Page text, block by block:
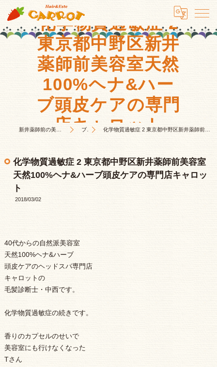
化学物質過敏症 2
東京都中野区新井
薬師前美容室天然
100%ヘナ&ハー
ブ頭皮ケアの専門
店キャロット
新井薬師前の美容室はHair&Este キャロット ブログ 化学物質過敏症 2 東京都中野区新井薬師前美容室天然100%ヘナ&ハーブ頭皮ケアの専門店キャロット
化学物質過敏症 2 東京都中野区新井薬師前美容室
天然100%ヘナ&ハーブ頭皮ケアの専門店キャロッ
ト
2018/03/02
40代からの自然派美容室
天然100%ヘナ&ハーブ
頭皮ケアのヘッドスパ専門店
キャロットの
毛髪診断士・中西です。
化学物質過敏症の続きです。
香りのカプセルのせいで
美容室にも行けなくなった
Tさん